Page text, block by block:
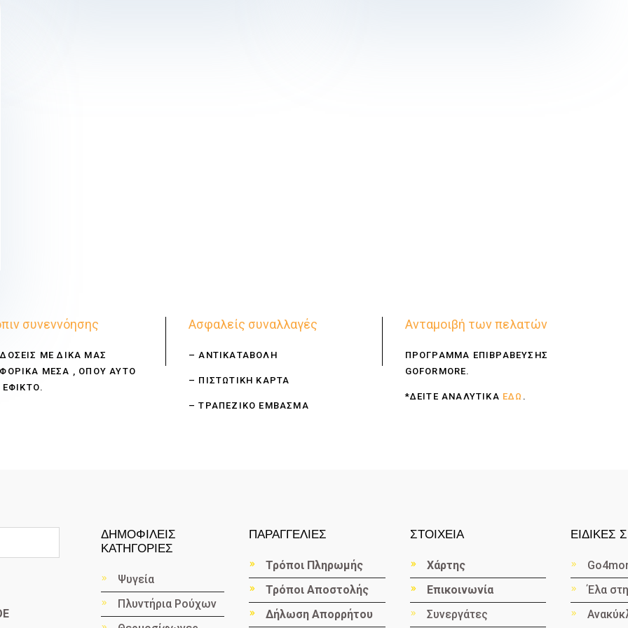
συνεννόησης
ΜΕ ΔΙΚΑ ΜΑΣ
ΜΕΣΑ , ΟΠΟΥ ΑΥΤΟ
ΕΦΙΚΤΟ.
Ασφαλείς συναλλαγές
– ΑΝΤΙΚΑΤΑΒΟΛΗ
– ΠΙΣΤΩΤΙΚΗ ΚΑΡΤΑ
– ΤΡΑΠΕΖΙΚΟ ΕΜΒΑΣΜΑ
Ανταμοιβή των πελατών
ΠΡΟΓΡΑΜΜΑ ΕΠΙΒΡΑΒΕΥΣΗΣ
GOFORMORE.
*ΔΕΙΤΕ ΑΝΑΛΥΤΙΚΑ ΕΔΩ .
ΔΗΜΟΦΙΛΕΙΣ
ΚΑΤΗΓΟΡΙΕΣ
Ψυγεία
Πλυντήρια Ρούχων
ΠΑΡΑΓΓΕΛΙΕΣ
Τρόποι Πληρωμής
Τρόποι Αποστολής
Δήλωση Απορρήτου
ΣΤΟΙΧΕΙΑ
Χάρτης
Επικοινωνία
Συνεργάτες
ΕΙΔΙΚΕΣ
Έλα